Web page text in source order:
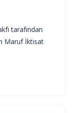
tarafından
Maruf İktisat